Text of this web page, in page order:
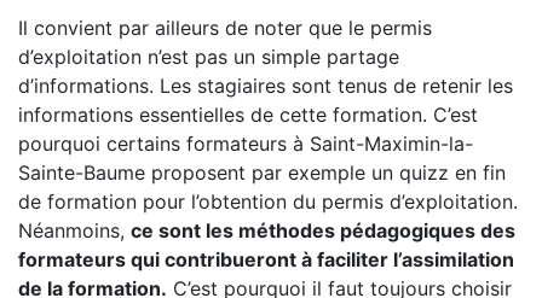
Il convient par ailleurs de noter que le permis
d’exploitation n’est pas un simple partage
d’informations. Les stagiaires sont tenus de retenir les
informations essentielles de cette formation. C’est
pourquoi certains formateurs à Saint-Maximin-la-
Sainte-Baume proposent par exemple un quizz en fin
de formation pour l’obtention du permis d’exploitation.
Néanmoins, ce sont les méthodes pédagogiques des
formateurs qui contribueront à faciliter l’assimilation
de la formation. C’est pourquoi il faut toujours choisir